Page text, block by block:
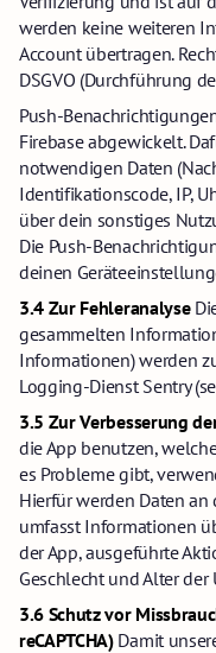
werden keine weiteren
Account übertragen.
DSGVO (Durchführung
Push-
Firebase abgewickelt.
notwendigen Daten
Identifikationscode, IP,
über dein sonstiges
Die Push-
deinen
3.4 Zur Fehleranalyse
gesammelten
Informationen) werden
Logging-Dienst Sentry
3.5 Zur Verbesserung
die App benutzen,
es Probleme gibt,
Hierfür werden Daten an
umfasst Informationen
der App, ausgeführte
Geschlecht und Alter der
3.6 Schutz vor
reCAPTCHA)Damit